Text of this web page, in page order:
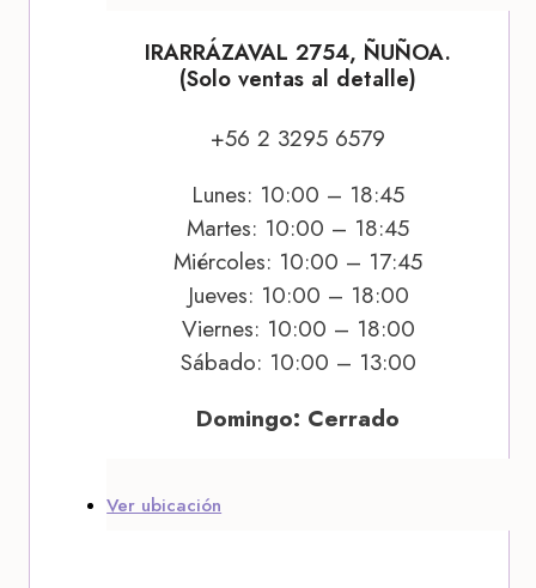
IRARRÁZAVAL 2754, ÑUÑOA.
(Solo ventas al detalle)
+56 2 3295 6579
Lunes: 10:00 – 18:45
Martes: 10:00 – 18:45
Miércoles: 10:00 – 17:45
Jueves: 10:00 – 18:00
Viernes: 10:00 – 18:00
Sábado: 10:00 – 13:00
Domingo: Cerrado
Ver ubicación